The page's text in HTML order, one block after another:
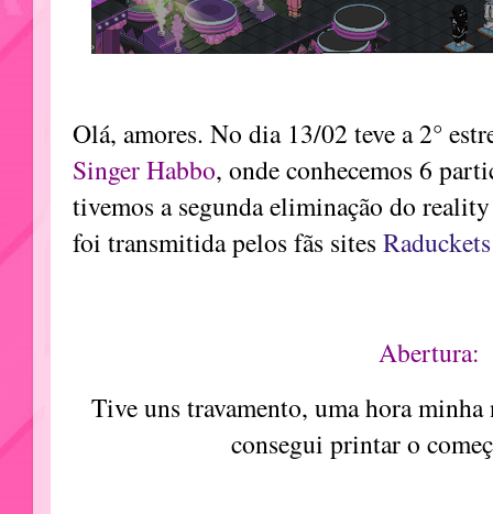
Olá, amores. No dia 13/02 teve a 2°
Singer Habbo, onde conhecemos 6
tivemos a segunda eliminação do
foi transmitida pelos fãs sites
Abertura:
Tive uns travamento, uma hora
consegui printar o